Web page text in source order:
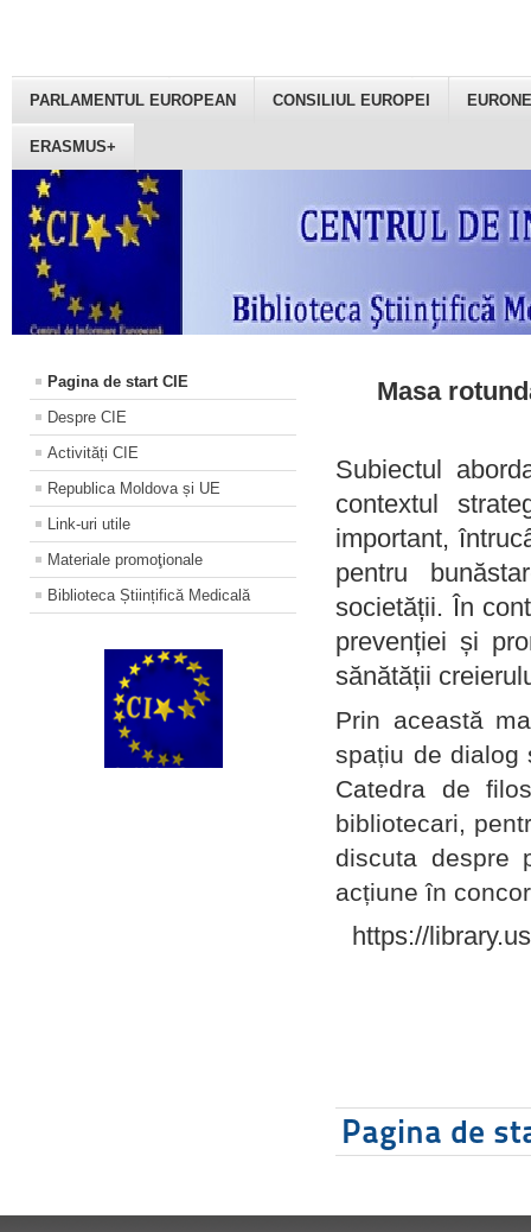
PARLAMENTUL EUROPEAN CONSILIUL EUROPEI
ERASMUS+
Pagina de start CIE
Despre CIE
Activități CIE
Republica Moldova și UE
Link-uri utile
Materiale promoţionale
Biblioteca Științifică Medicală
Masa
Subiectul
contextul
important,
pentru
societății. În
prevenției și
sănătății
Prin această
spațiu de dialog
Catedra de
bibliotecari,
discuta despre
acțiune în
https://
Pagina de